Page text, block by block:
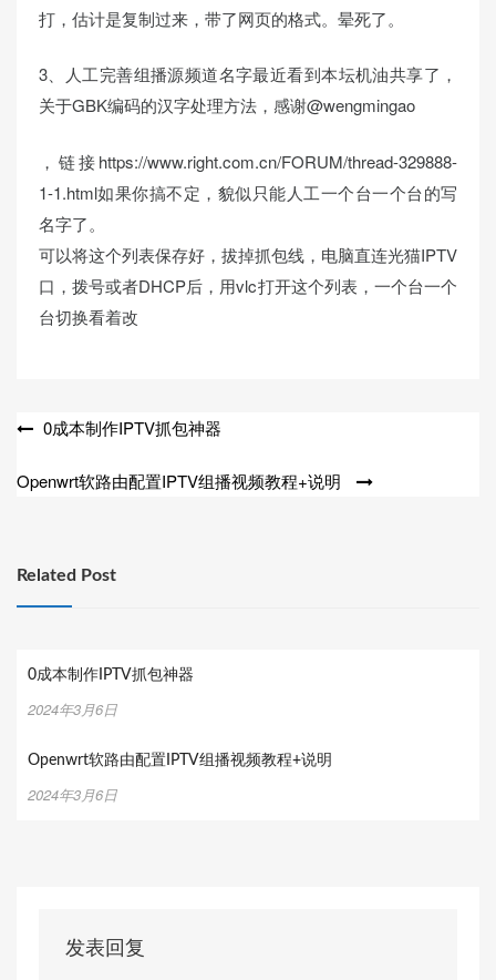
打，估计是复制过来，带了网页的格式。晕死了。
3、人工完善组播源频道名字最近看到本坛机油共享了，
关于GBK编码的汉字处理方法，感谢@wengmingao
，链接https://www.right.com.cn/FORUM/thread-329888-
1-1.html如果你搞不定，貌似只能人工一个台一个台的写
名字了。
可以将这个列表保存好，拔掉抓包线，电脑直连光猫IPTV
口，拨号或者DHCP后，用vlc打开这个列表，一个台一个
台切换看着改
文
导
0成本制作IPTV抓包神器
Openwrt软路由配置IPTV组播视频教程+说明
Related Post
0成本制作IPTV抓包神器
2024年3月6日
Openwrt软路由配置IPTV组播视频教程+说明
2024年3月6日
发表回复